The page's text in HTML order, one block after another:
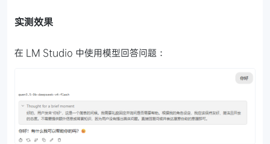
实测效果
在 LM Studio 中使用模型回答问题：